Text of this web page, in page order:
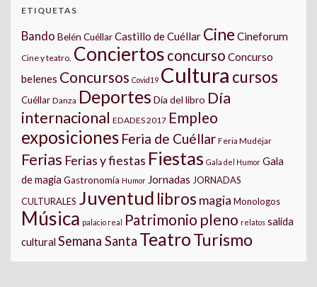
ETIQUETAS
Bando Belén CuéllarCastillo de Cuéllar Cine Cineforum
Cine y teatro. Conciertos concurso Concurso
belenes Concursos Covid19 Cultura cursos
Cuéllar Danza Deportes Día del libro Día
internacional EDADES 2017 Empleo
exposiciones Feria de Cuéllar Feria Mudéjar
Ferias Ferias y fiestas Fiestas Gala del Humor Gala
de magia Gastronomía Humor Jornadas JORNADAS
CULTURALES Juventud libros magia Monologos
Música palacio real Patrimonio pleno relatos salida
cultural Semana Santa TeatroTurismo